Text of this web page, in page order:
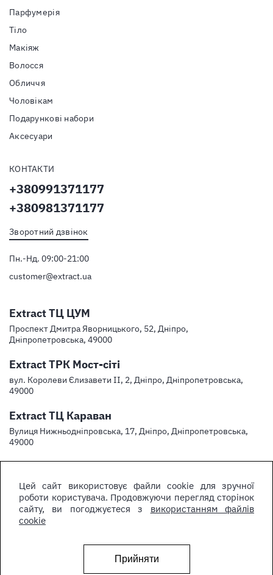
Парфумерія
Тiло
Макіяж
Волосся
Обличчя
Чоловікам
Подарункові набори
Аксесуари
КОНТАКТИ
+380991371177
+380981371177
Зворотний дзвінок
Пн.-Нд. 09:00-21:00
customer@extract.ua
Extract ТЦ ЦУМ
Проспект Дмитра Яворницького, 52, Дніпро,
Дніпропетровська, 49000
Extract ТРК Мост-сіті
вул. Королеви Єлизавети ІІ, 2, Дніпро, Дніпропетровська,
49000
Extract ТЦ Караван
Вулиця Нижньодніпровська, 17, Дніпро, Дніпропетровська,
49000
Цей сайт використовує файли cookie для зручної
роботи користувача. Продовжуючи перегляд сторінок
сайту, ви погоджуєтеся з використанням файлів
cookie
Прийняти